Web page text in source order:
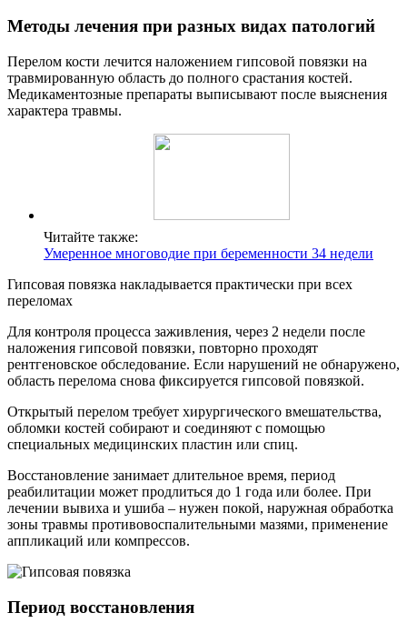
Методы лечения при разных видах патологий
Перелом кости лечится наложением гипсовой повязки на
травмированную область до полного срастания костей.
Медикаментозные препараты выписывают после выяснения
характера травмы.
Читайте также:
Умеренное многоводие при беременности 34 недели
Гипсовая повязка накладывается практически при всех
переломах
Для контроля процесса заживления, через 2 недели после
наложения гипсовой повязки, повторно проходят
рентгеновское обследование. Если нарушений не обнаружено,
область перелома снова фиксируется гипсовой повязкой.
Открытый перелом требует хирургического вмешательства,
обломки костей собирают и соединяют с помощью
специальных медицинских пластин или спиц.
Восстановление занимает длительное время, период
реабилитации может продлиться до 1 года или более. При
лечении вывиха и ушиба – нужен покой, наружная обработка
зоны травмы противовоспалительными мазями, применение
аппликаций или компрессов.
Период восстановления